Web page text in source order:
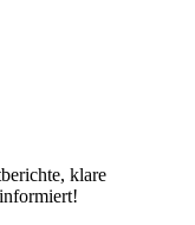
klare